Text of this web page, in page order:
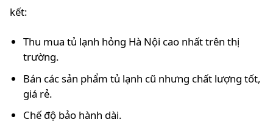
kết:
Thu mua tủ lạnh hỏng Hà Nội cao nhất trên thị
trường.
Bán các sản phẩm tủ lạnh cũ nhưng chất lượng tốt,
giá rẻ.
Chế độ bảo hành dài.